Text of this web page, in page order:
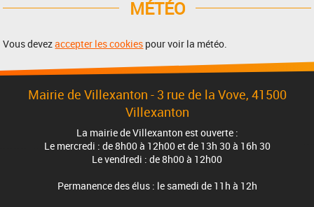
MÉTÉO
Vous devezaccepter les cookies pour voir la météo.
Mairie de Villexanton - 3 rue de la Vove, 41500
Villexanton
La mairie de Villexanton est ouverte :
Le mercredi : de 8h00 à 12h00 et de 13h 30 à 16h 30
Le vendredi : de 8h00 à 12h00
Permanence des élus : le samedi de 11h à 12h